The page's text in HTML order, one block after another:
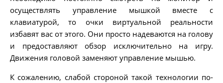
осуществлять управление мышкой вместе с
клавиатурой, то очки виртуальной реальности
избавят вас от этого. Они просто надеваются на голову
и предоставляют обзор исключительно на игру.
Движения головой заменяют управление мышью.
К сожалению, слабой стороной такой технологии по-